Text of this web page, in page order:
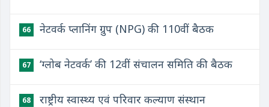
66 नेटवर्क प्लानिंग ग्रुप (NPG) की 110वीं बैठक
67 ‘ग्लोब नेटवर्क’ की 12वीं संचालन समिति की बैठक
68
राष्ट्रीय स्वास्थ्य एवं परिवार कल्याण संस्थान